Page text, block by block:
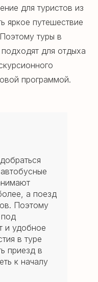
для туристов из
яркое путешествие
туры в
для отдыха
программой.
а поезд
Поэтому
и удобное
в туре
приезд в
к началу